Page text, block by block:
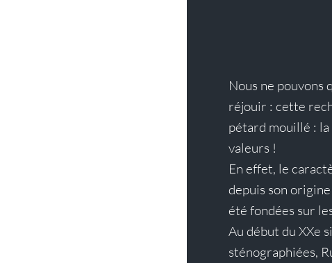
Nous ne
réjouir : cette
pétard mouillé :
valeurs !
En effet, le
depuis son
été fondées sur
Au début du XXe
sténographiées,